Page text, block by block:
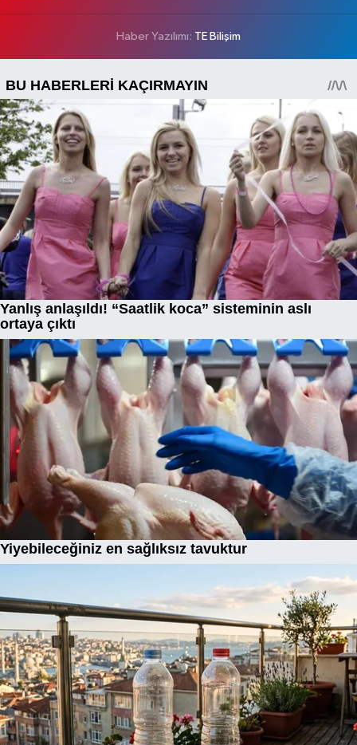
Haber Yazılımı: TE Bilişim